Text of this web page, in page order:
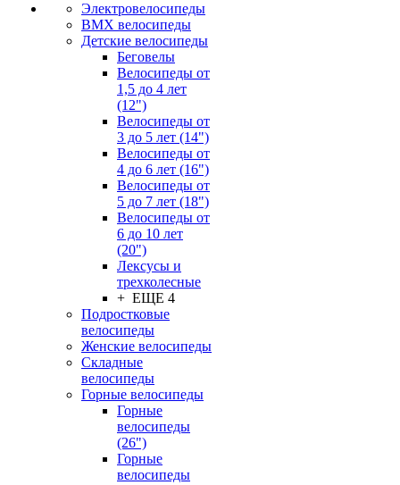
Электровелосипеды
BMX велосипеды
Детские велосипеды
Беговелы
Велосипеды от
1,5 до 4 лет
(12")
Велосипеды от
3 до 5 лет (14")
Велосипеды от
4 до 6 лет (16")
Велосипеды от
5 до 7 лет (18")
Велосипеды от
6 до 10 лет
(20")
Лексусы и
трехколесные
+ ЕЩЕ 4
Подростковые
велосипеды
Женские велосипеды
Складные
велосипеды
Горные велосипеды
Горные
велосипеды
(26")
Горные
велосипеды